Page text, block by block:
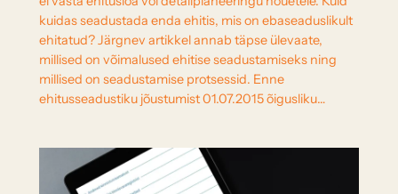
kuidas seadustada enda ehitis, mis on ebaseaduslikult
ehitatud? Järgnev artikkel annab täpse ülevaate,
millised on võimalused ehitise seadustamiseks ning
millised on seadustamise protsessid. Enne
ehitusseadustiku jõustumist 01.07.2015 õigusliku…